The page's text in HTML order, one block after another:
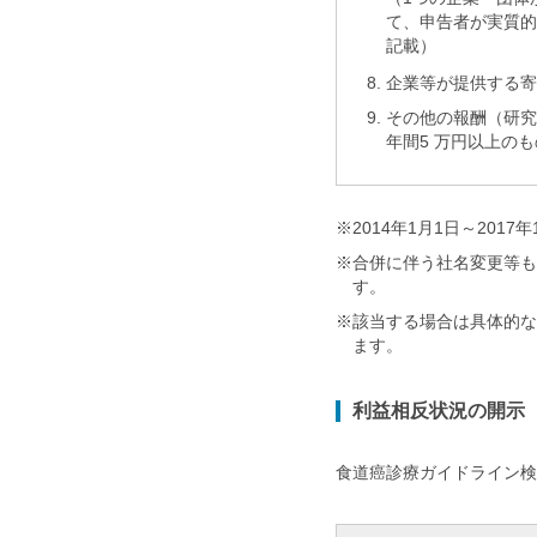
て、申告者が実質
記載）
8. 企業等が提供する
9.
その他の報酬（研
年間5 万円以上の
※2014年1月1日～2017
※合併に伴う社名変更等
す。
※該当する場合は具体的
ます。
利益相反状況の開示
食道癌診療ガイドライン